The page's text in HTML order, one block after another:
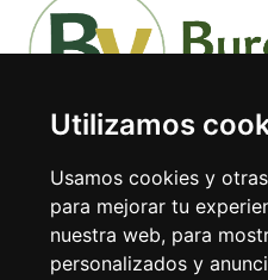
Utilizamos
Usamos cookies y
para mejorar tu
nuestra web, para
personalizados y
Avda. Doctor Rodríguez de